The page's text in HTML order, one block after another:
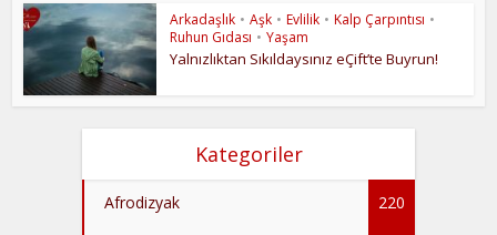
Arkadaşlık • Aşk • Evlilik • Kalp Çarpıntısı •
Ruhun Gıdası • Yaşam
Yalnızlıktan Sıkıldaysınız eÇift’te Buyrun!
Kategoriler
Afrodizyak 220